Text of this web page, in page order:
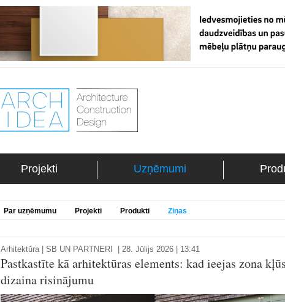
Projekti Uzņēmumi
Par uzņēmumu Projekti Produkti Ziņas
Arhitektūra| SB UN PARTNERI 28. Jūlijs 2026 | 13:41
Pastkastīte kā arhitektūras elements: kad ieejas zona
dizaina risinājumu